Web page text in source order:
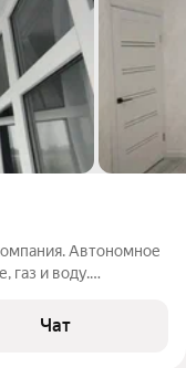
Автономное
газ и воду.
остров будет
Чат